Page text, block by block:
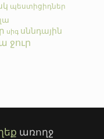
պեստիցիդներ
սիգ սննդային
ջուր
առողջ